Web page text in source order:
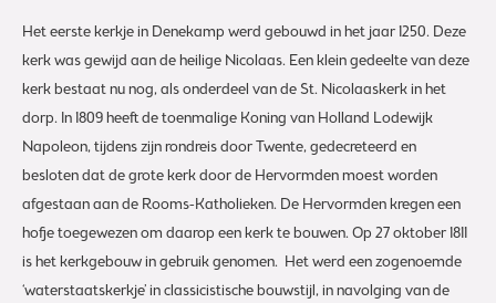
Het eerste kerkje in Denekamp werd gebouwd in het jaar 1250. Deze
kerk was gewijd aan de heilige Nicolaas. Een klein gedeelte van deze
kerk bestaat nu nog, als onderdeel van de St. Nicolaaskerk in het
dorp. In 1809 heeft de toenmalige Koning van Holland Lodewijk
Napoleon, tijdens zijn rondreis door Twente, gedecreteerd en
besloten dat de grote kerk door de Hervormden moest worden
afgestaan aan de Rooms-Katholieken. De Hervormden kregen een
hofje toegewezen om daarop een kerk te bouwen. Op 27 oktober 1811
is het kerkgebouw in gebruik genomen. Het werd een zogenoemde
‘waterstaatskerkje’ in classicistische bouwstijl, in navolging van de